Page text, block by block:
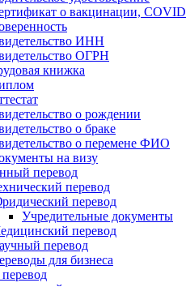
о вакцинации, COVID
ИНН
ОГРН
книжка
о рождении
о браке
о перемене ФИО
на визу
перевод
перевод
перевод
Учредительные документы
перевод
перевод
для бизнеса